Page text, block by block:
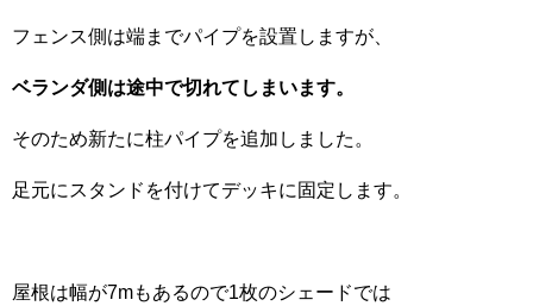
フェンス側は端までパイプを設置しますが、
ベランダ側は途中で切れてしまいます。
そのため新たに柱パイプを追加しました。
足元にスタンドを付けてデッキに固定します。
屋根は幅が7mもあるので1枚のシェードでは